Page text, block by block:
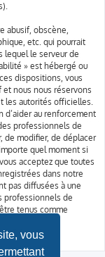
vous
abusif, obscène,
etc. qui pourrait
lequel le serveur de
» est hébergé ou
dispositions, vous
nous nous réservons
les autorités officielles.
d’aider au renforcement
professionnels de
de modifier, de déplacer
quel moment si
acceptez que toutes
dans notre
pas diffusées à une
professionnels de
tenus comme